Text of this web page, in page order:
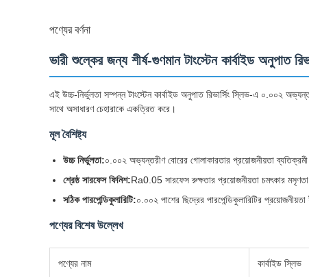
পণ্যের বর্ণনা
ভারী শুল্কের জন্য শীর্ষ-গুণমান টাংস্টেন কার্বাইড অনুপাত
এই উচ্চ-নির্ভুলতা সম্পন্ন টাংস্টেন কার্বাইড অনুপাত রিভার্সিং স্লিভ-এ ০.০০২
সাথে অসাধারণ চেহারাকে একত্রিত করে।
মূল বৈশিষ্ট্য
উচ্চ নির্ভুলতা:০.০০২ অভ্যন্তরীণ বোরের গোলাকারতার প্রয়োজনীয়তা ব্যতিক্রমী
শ্রেষ্ঠ সারফেস ফিনিশ:Ra0.05 সারফেস রুক্ষতার প্রয়োজনীয়তা চমৎকার মসৃণতা
সঠিক পারপেন্ডিকুলারিটি:০.০০২ পাশের ছিদ্রের পারপেন্ডিকুলারিটির
পণ্যের বিশেষ উল্লেখ
পণ্যের নাম কার্বাইড স্লিভ